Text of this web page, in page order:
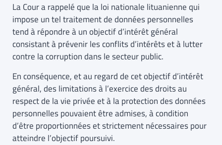
La Cour a rappelé que la loi nationale lituanienne qui
impose un tel traitement de données personnelles
tend à répondre à un objectif d’intérêt général
consistant à prévenir les conflits d’intérêts et à lutter
contre la corruption dans le secteur public.
En conséquence, et au regard de cet objectif d’intérêt
général, des limitations à l’exercice des droits au
respect de la vie privée et à la protection des données
personnelles pouvaient être admises, à condition
d’être proportionnées et strictement nécessaires pour
atteindre l’objectif poursuivi.